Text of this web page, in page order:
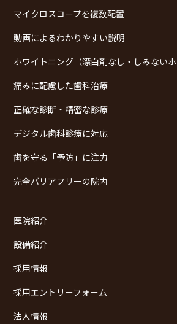
マイクロスコープを複数配置
動画によるわかりやすい説明
ホワイトニング（漂白剤なし・しみないホ
痛みに配慮した歯科治療
正確な診断・精密な診療
デジタル歯科診療に対応
歯を守る「予防」に注力
完全バリアフリーの院内
医院紹介
設備紹介
採用情報
採用エントリーフォーム
法人情報